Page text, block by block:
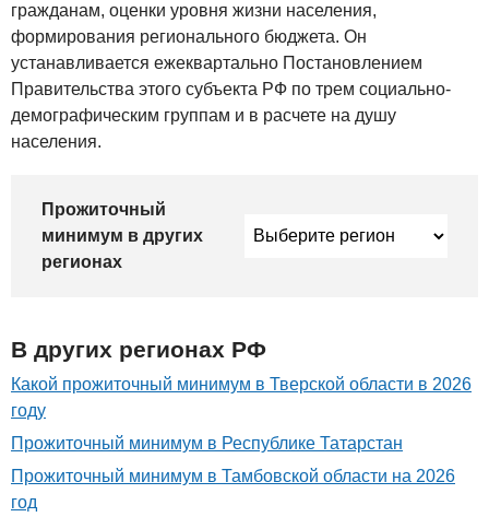
гражданам, оценки уровня жизни населения,
формирования регионального бюджета. Он
устанавливается ежеквартально Постановлением
Правительства этого субъекта РФ по трем социально-
демографическим группам и в расчете на душу
населения.
Прожиточный
минимум в других
регионах
В других регионах РФ
Какой прожиточный минимум в Тверской области в 2026
году
Прожиточный минимум в Республике Татарстан
Прожиточный минимум в Тамбовской области на 2026
год